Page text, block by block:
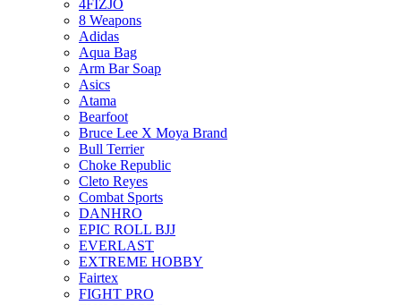
4FIZJO
8 Weapons
Adidas
Aqua Bag
Arm Bar Soap
Asics
Atama
Bearfoot
Bruce Lee X Moya Brand
Bull Terrier
Choke Republic
Cleto Reyes
Combat Sports
DANHRO
EPIC ROLL BJJ
EVERLAST
EXTREME HOBBY
Fairtex
FIGHT PRO